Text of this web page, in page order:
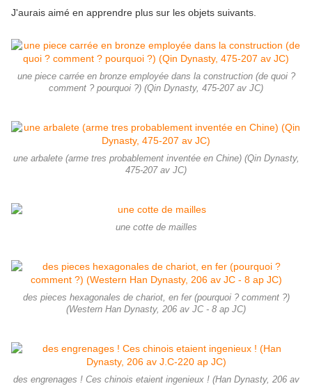
J'aurais aimé en apprendre plus sur les objets suivants.
une piece carrée en bronze employée dans la construction (de quoi ?
comment ? pourquoi ?) (Qin Dynasty, 475-207 av JC)
une arbalete (arme tres probablement inventée en Chine) (Qin Dynasty,
475-207 av JC)
une cotte de mailles
des pieces hexagonales de chariot, en fer (pourquoi ? comment ?)
(Western Han Dynasty, 206 av JC - 8 ap JC)
des engrenages ! Ces chinois etaient ingenieux ! (Han Dynasty, 206 av